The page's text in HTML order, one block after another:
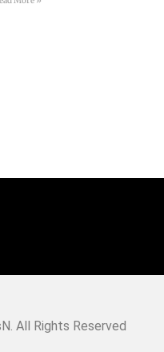
All Rights Reserved